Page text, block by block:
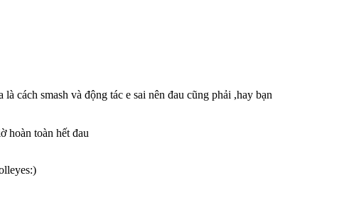
cách smash và động tác e sai nên đau cũng phải ,hay bạn
hoàn toàn hết đau
)